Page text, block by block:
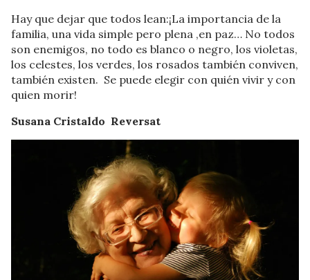
Hay que dejar que todos lean:¡La importancia de la
familia, una vida simple pero plena ,en paz… No todos
son enemigos, no todo es blanco o negro, los violetas,
los celestes, los verdes, los rosados también conviven,
también existen. Se puede elegir con quién vivir y con
quien morir!
Susana Cristaldo Reversat